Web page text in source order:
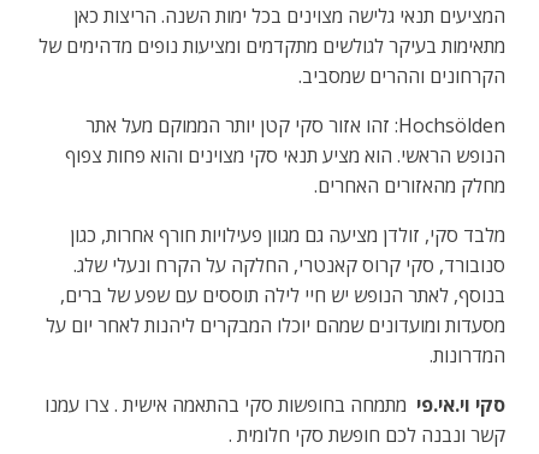
המציעים תנאי גלישה מצוינים בכל ימות השנה. הריצות כאן
מתאימות בעיקר לגולשים מתקדמים ומציעות נופים מדהימים של
הקרחונים וההרים שמסביב.
Hochsölden: זהו אזור סקי קטן יותר הממוקם מעל אתר
הנופש הראשי. הוא מציע תנאי סקי מצוינים והוא פחות צפוף
מחלק מהאזורים האחרים.
מלבד סקי, זולדן מציעה גם מגוון פעילויות חורף אחרות, כגון
סנובורד, סקי קרוס קאנטרי, החלקה על הקרח ונעלי שלג.
בנוסף, לאתר הנופש יש חיי לילה תוססים עם שפע של ברים,
מסעדות ומועדונים שמהם יוכלו המבקרים ליהנות לאחר יום על
המדרונות.
סקי וי.אי.פי מתמחה בחופשות סקי בהתאמה אישית . צרו עמנו
קשר ונבנה לכם חופשת סקי חלומית .